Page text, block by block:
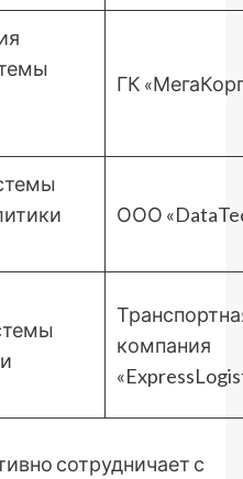
ГК
ООО
компания
сотрудничает с